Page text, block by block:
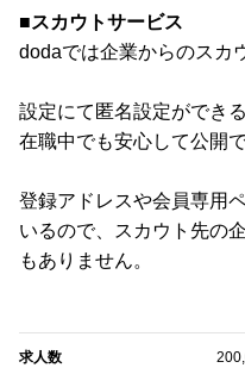
■スカウトサービス
dodaでは企業からのスカ
設定にて匿名設定ができ
在職中でも安心して公開で
登録アドレスや会員専用
いるので、スカウト先の
もありません。
求人数